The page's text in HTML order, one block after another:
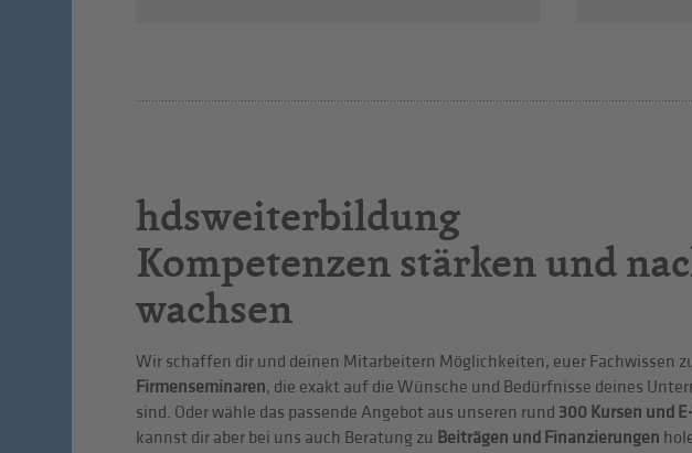
hdsweiterbildung
Kompetenzen stärken und
wachsen
Wir schaffen dir und deinen Mitarbeitern Möglichkeiten, euer Fachwissen
Firmenseminaren, die exakt auf die Wünsche und Bedürfnisse deines
sind. Oder wähle das passende Angebot aus unseren rund 300 Kursen und
kannst dir aber bei uns auch Beratung zu Beiträgen und Finanzierungen